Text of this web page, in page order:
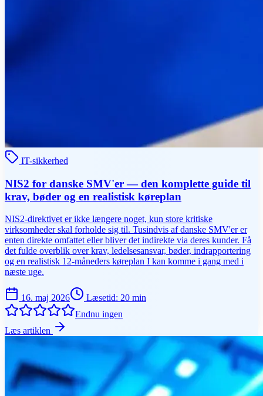
IT-sikkerhed
NIS2 for danske SMV'er — den komplette guide til
krav, bøder og en realistisk køreplan
NIS2-direktivet er ikke længere noget, kun store kritiske
virksomheder skal forholde sig til. Tusindvis af danske SMV'er er
enten direkte omfattet eller bliver det indirekte via deres kunder. Få
det fulde overblik over krav, ledelsesansvar, bøder, indrapportering
og en realistisk 12-måneders køreplan I kan komme i gang med i
næste uge.
16. maj 2026 Læsetid: 20 min
Endnu ingen
Læs artiklen